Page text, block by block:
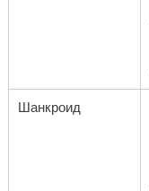
Шанкроид